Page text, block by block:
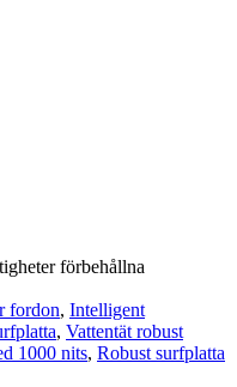
förbehållna
fordon, Intelligent
, Vattentät robust
1000 nits, Robust surfplatta